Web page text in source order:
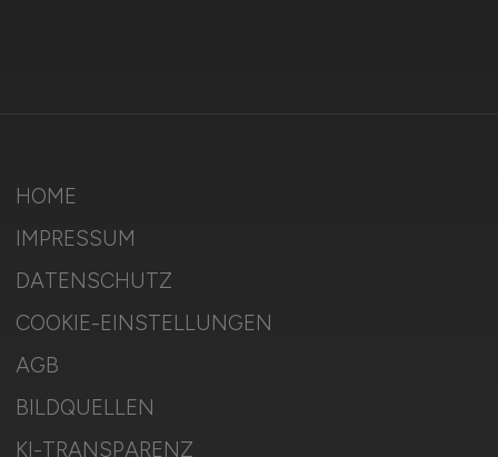
HOME
IMPRESSUM
DATENSCHUTZ
COOKIE-EINSTELLUNGEN
AGB
BILDQUELLEN
KI-TRANSPARENZ